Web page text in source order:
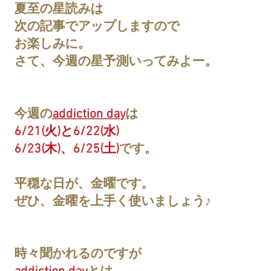
夏至の星読みは
次の記事でアップしますので
お楽しみに。
さて、今週の星予測いってみよー。
今週のaddiction dayは
6/21(火)と6/22(水)
6/23(木)、6/25(土)です。
平穏な日が、金曜です。
ぜひ、金曜を上手く使いましょう♪
時々聞かれるのですが